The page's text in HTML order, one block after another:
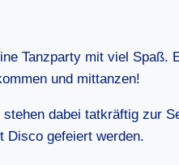
Tanzparty mit viel Spaß.
und mittanzen!
dabei tatkräftig zur
Disco gefeiert werden.